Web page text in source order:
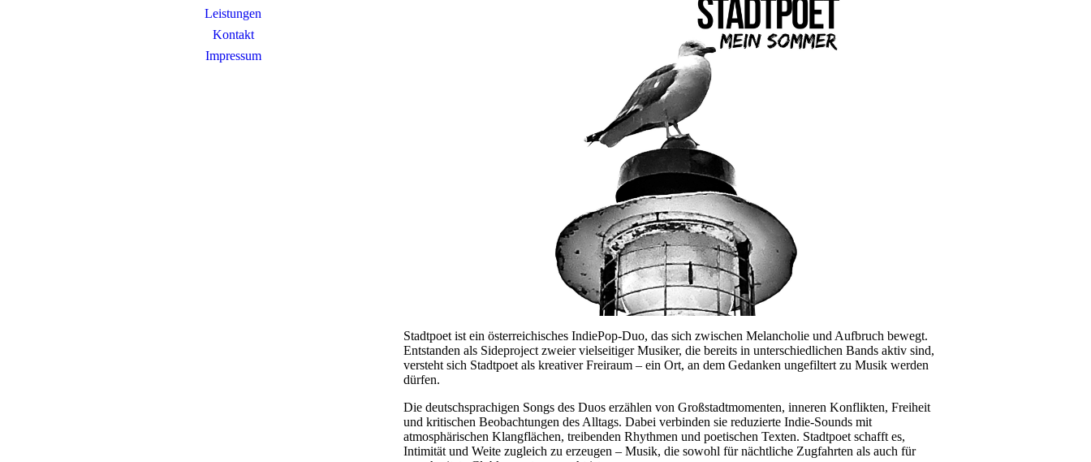
Leistungen
Kontakt
Impressum
Stadtpoet ist ein österreichisches IndiePop-Duo, das sich zwischen Melancholie und Aufbruch bewegt.
Entstanden als Sideproject zweier vielseitiger Musiker, die bereits in unterschiedlichen Bands aktiv sind,
versteht sich Stadtpoet als kreativer Freiraum – ein Ort, an dem Gedanken ungefiltert zu Musik werden
dürfen.
Die deutschsprachigen Songs des Duos erzählen von Großstadtmomenten, inneren Konflikten, Freiheit
und kritischen Beobachtungen des Alltags. Dabei verbinden sie reduzierte Indie-Sounds mit
atmosphärischen Klangflächen, treibenden Rhythmen und poetischen Texten. Stadtpoet schafft es,
Intimität und Weite zugleich zu erzeugen – Musik, die sowohl für nächtliche Zugfahrten als auch für